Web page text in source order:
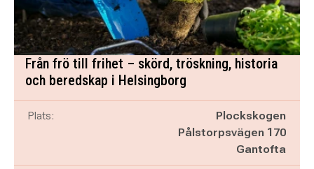
Från frö till frihet – skörd, tröskning, historia
och beredskap i Helsingborg
Plats:
Plockskogen
Pålstorpsvägen 170
Gantofta